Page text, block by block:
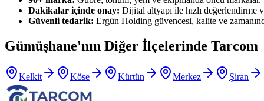
Dakikalar içinde onay: Dijital altyapı ile hızlı değerlendirme
Güvenli tedarik: Ergün Holding güvencesi, kalite ve
Gümüşhane'nın Diğer İlçelerinde Tarcom
Kelkit Köse Kürtün Merkez Şiran